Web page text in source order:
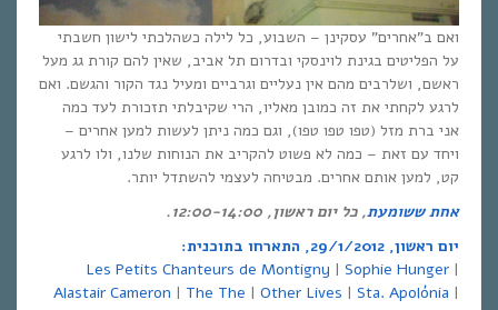
ואם ב”אחרים” עסקינן – השבוע, כל לילה כשהלכתי לישון חשבתי
על הפליטים בגינת לוינסקי ובדרום תל אביב, שאין להם קורת גג מעל
ראשם, ושלרבים מהם אין נעליים וגרביים ומעיל נגד הקור והגשם. ואם
לרגע לקחתי את זה כמובן מאליו, הרי שקיבלתי תזכורת לעד כמה
אני ברת מזל (טפו טפו טפו), וגם כמה ניתן לעשות למען אחרים –
ויחד עם זאת – כמה לא פשוט להקריב את הנוחות שלנו, ולו לרגע
קט, למען אותם אחרים. מבטיחה לעצמי להשתדל יותר.
אחת ששומעת, כל יום ראשון, 12:00-14:00.
יום ראשון, 29/1/2012, התארחו בתוכנית:
Les Petits Chanteurs de Montigny | Sophie Hunger |
Alastair Cameron | The The | Other Lives | Sta. Apolónia |